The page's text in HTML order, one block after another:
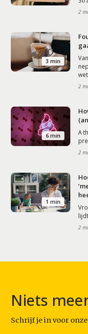
2
3 min
2
6 min
A
2
1 min
2
Niets
Schrijf je in voor